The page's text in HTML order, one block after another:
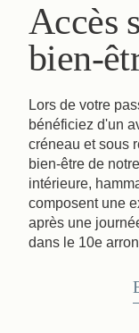
Accès
bien-
Lors de votre
bénéficiez d'un
créneau et sous
bien-être de
intérieure,
composent une
après une
dans le 10e